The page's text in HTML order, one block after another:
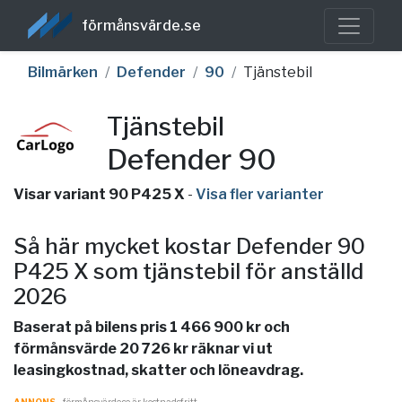
förmånsvärde.se
Bilmärken Defender 90 Tjänstebil
Tjänstebil
Defender 90
Visar variant 90 P425 X - Visa fler varianter
Så här mycket kostar Defender 90
P425 X som tjänstebil för anställd
2026
Baserat på bilens pris 1 466 900 kr och
förmånsvärde 20 726 kr räknar vi ut
leasingkostnad, skatter och löneavdrag.